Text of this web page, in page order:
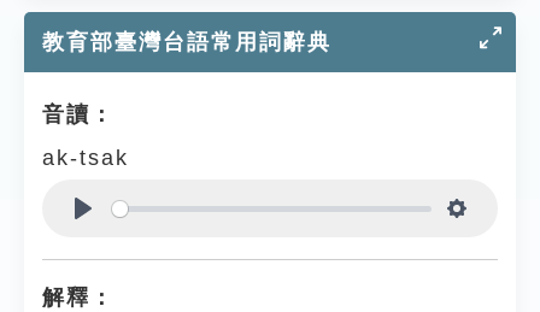
教育部臺灣台語常用詞辭典
音讀：
ak-tsak
解釋：